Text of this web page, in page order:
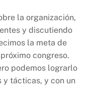
la organización,
y discutiendo
la meta de
congreso.
podemos lograrlo
y tácticas, y con un